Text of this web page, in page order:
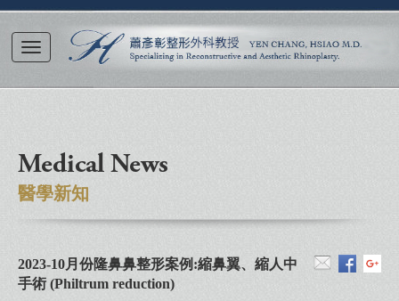
Medical News
醫學新知
2023-10月份隆鼻鼻整形案例:縮鼻翼、縮人中
手術 (Philtrum reduction)